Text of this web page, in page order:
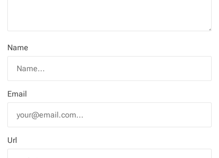
Name
Email
Url